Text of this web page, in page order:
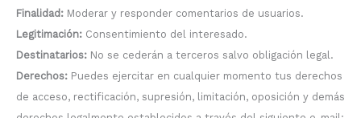
Finalidad: Moderar y responder comentarios de usuarios.
Legitimación: Consentimiento del interesado.
Destinatarios: No se cederán a terceros salvo obligación legal.
Derechos: Puedes ejercitar en cualquier momento tus derechos
de acceso, rectificación, supresión, limitación, oposición y demás